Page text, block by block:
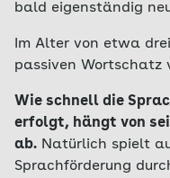
bald eigenständig
Im Alter von etwa
passiven Wortschatz
Wie schnell die
erfolgt, hängt von
ab. Natürlich spielt
Sprachförderung